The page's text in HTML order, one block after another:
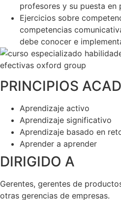
profesores y su puesta en
Ejercicios sobre
competencias
debe conocer e
PRINCIPIOS
Aprendizaje activo
Aprendizaje significativo
Aprendizaje basado en
Aprender a aprender
DIRIGIDO A
Gerentes, gerentes de
otras gerencias de empresas.